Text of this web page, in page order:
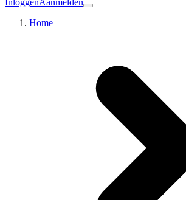
InloggenAanmelden
Home